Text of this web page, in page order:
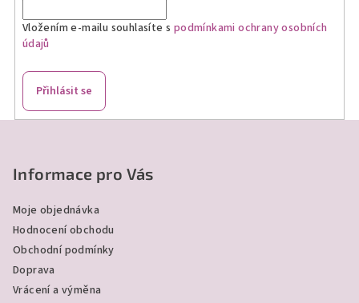
Vložením e-mailu souhlasíte s podmínkami ochrany osobních
údajů
Přihlásit se
Informace pro Vás
Moje objednávka
Hodnocení obchodu
Obchodní podmínky
Doprava
Vrácení a výměna